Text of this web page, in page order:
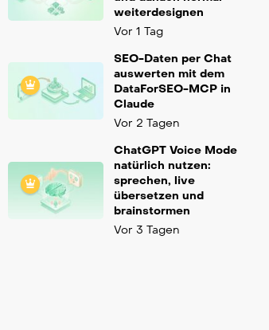
weiterdesignen
Vor 1 Tag
SEO-Daten per Chat
auswerten mit dem
DataForSEO-MCP in
Claude
Vor 2 Tagen
ChatGPT Voice Mode
natürlich nutzen:
sprechen, live
übersetzen und
brainstormen
Vor 3 Tagen